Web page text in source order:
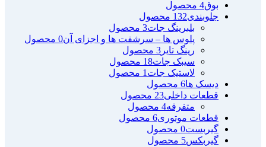
بوق4 محصول
جلوبندی132 محصول
بلبرینگ جات3 محصول
پلوس ها – سرشفت ها و اجزای آن0 محصول
رینگ تایر 3 محصول
سیبک جات18 محصول
لاستیک جات 1 محصول
دیسک ها6 محصول
قطعات داخلی23 محصول
متفرقه4 محصول
قطعات موتوری6 محصول
گیربست0 محصول
گیربکس5 محصول